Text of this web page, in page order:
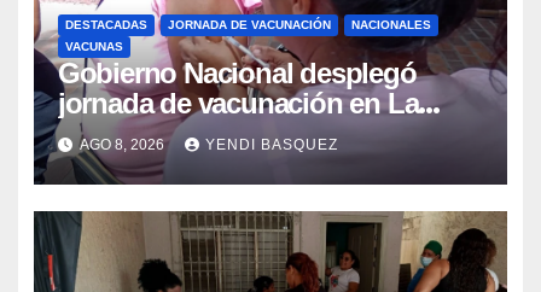
DESTACADAS JORNADA DE VACUNACIÓN
NACIONALES
VACUNAS
Gobierno Nacional desplegó
jornada de vacunación en La
Guaira para garantizar protección
epidemiológica
AGO 8, 2026 YENDI BASQUEZ